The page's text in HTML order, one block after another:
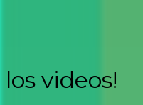
los videos!